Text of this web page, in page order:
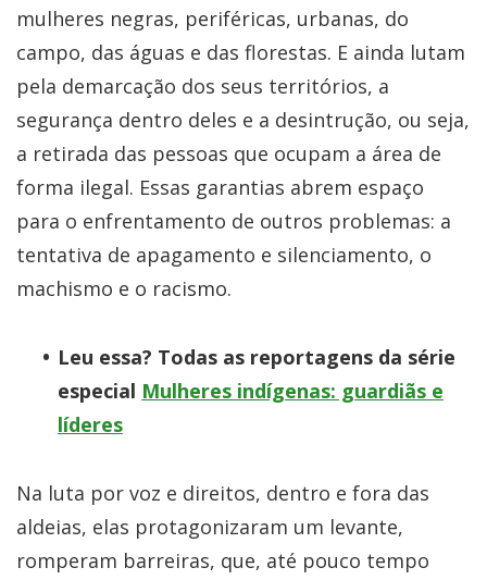
mulheres negras, periféricas, urbanas, do
campo, das águas e das florestas. E ainda lutam
pela demarcação dos seus territórios, a
segurança dentro deles e a desintrução, ou seja,
a retirada das pessoas que ocupam a área de
forma ilegal. Essas garantias abrem espaço
para o enfrentamento de outros problemas: a
tentativa de apagamento e silenciamento, o
machismo e o racismo.
Leu essa? Todas as reportagens da série
especial Mulheres indígenas: guardiãs e
líderes
Na luta por voz e direitos, dentro e fora das
aldeias, elas protagonizaram um levante,
romperam barreiras, que, até pouco tempo